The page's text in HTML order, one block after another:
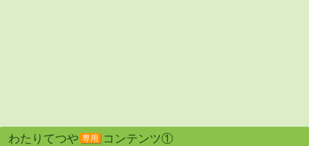
わたりてつや 専用 コンテンツ①